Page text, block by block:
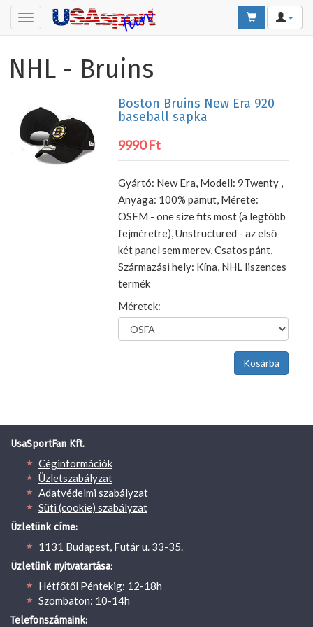
Toggle
navigation
NHL - Bruins
Boston Bruins New Era 920
baseball sapka
9990 Ft
Gyártó: New Era, Modell: 9Twenty ,
Anyaga: 100% pamut, Mérete:
OSFM - one size fits most (a legtöbb
fejméretre), Unstructured - az első
két panel sem merev, Csatos pánt,
Származási hely: Kína, NHL liszences
termék
Méretek:
UsaSportFan Kft.
Céginformációk
Üzletszabályzat
Adatvédelmi szabályzat
Süti (cookie) szabályzat
Üzletünk címe:
1131 Budapest, Futár u. 33-35.
Üzletünk nyitvatartása:
Hétfőtől Péntekig: 12-18h
Szombaton: 10-14h
Telefonszámaink: